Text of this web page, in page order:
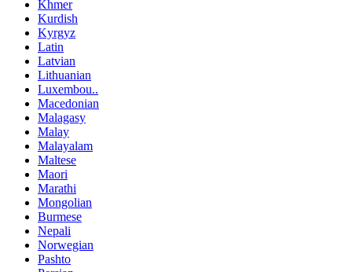
Khmer
Kurdish
Kyrgyz
Latin
Latvian
Lithuanian
Luxembou..
Macedonian
Malagasy
Malay
Malayalam
Maltese
Maori
Marathi
Mongolian
Burmese
Nepali
Norwegian
Pashto